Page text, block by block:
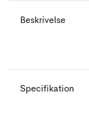
Beskrivelse
Specifikation